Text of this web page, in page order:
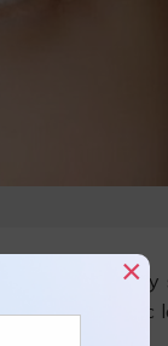
sóc chân mày
quá trình mọc
×